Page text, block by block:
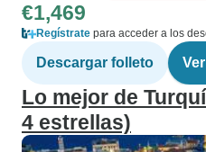
€1,469
Regístrate para acceder a los
Descargar folleto
Lo mejor de
4 estrellas)